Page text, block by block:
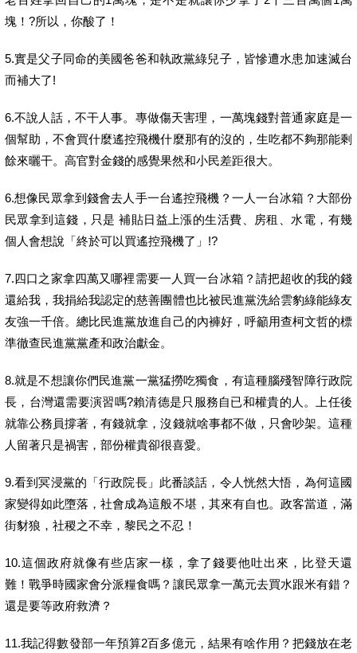
塊！?所以，你酸了！
5.實是父子同命的美國爸爸和執政黨綠兒子，皆慘遭水患加速滅台
而補大了!
6.不說人話，不干人事。專做傷天害理，一萬塊錢對普通家庭是一
個幫助，不會買什麼遙控飛機什麼那有的沒的，生吃都不夠那能剩
餘來曬干。高官對金錢的感覺果然和小民差距很大。
6.想像民眾拿到錢會去人手一台遙控飛機？一人一台冰箱？大部份
民眾拿到這錢，只是 補貼日益上漲的生活費、房租、水電，有幾
個人會想說「終於可以買遙控飛機了」!?
7.四口之家拿四萬又哪裡需要一人買一台冰箱？請把超收的我的錢
還給我，我捐給我認定的慈善團體也比被民進黨洗給雲豹綠能綠友
友強一千倍。總比民進黨放進自己的內褲好，呼籲用查柯文哲的標
準徹查民進黨黨產和政治獻金。
8.就是不想讓你們民進黨一黨猛撈吃獨食，有這種腦殘智障行政院
長，台灣還需要演習嗎?賴清德是只服務自已和權貴的人。上任後
就靠公務員撐著，有錢就拿，沒錢就啥事都不做，只會吵架。這種
人留著只是禍害，部份權貴卻很喜愛。
9.看到冥浸黨的「行政院長」此番談話，令人恍然大悟，為何這國
家變得如此墮落，社會成為這般不堪，其來有自也。政客當道，滿
街豺狼，社稷之不幸，黎民之不忍！
10.這個政府就像有些店家一樣，拿了錢要他吐出來，比登天還
難！戰爭時國家會分派糧食嗎？讓民眾拿一萬元去買水跟米有錯？
還是要等政府救濟？
11.我記得數發部一年預算2百多億元，結果有啥作用？把錢放在老